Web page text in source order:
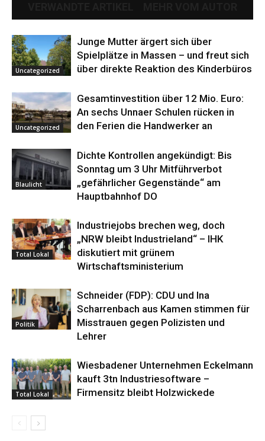
Uncategorized
Junge Mutter ärgert sich über
Spielplätze in Massen – und freut sich
über direkte Reaktion des Kinderbüros
Uncategorized
Gesamtinvestition über 12 Mio. Euro:
An sechs Unnaer Schulen rücken in
den Ferien die Handwerker an
Blaulicht
Dichte Kontrollen angekündigt: Bis
Sonntag um 3 Uhr Mitführverbot
„gefährlicher Gegenstände“ am
Hauptbahnhof DO
Total Lokal
Industriejobs brechen weg, doch
„NRW bleibt Industrieland“ – IHK
diskutiert mit grünem
Wirtschaftsministerium
Politik
Schneider (FDP): CDU und Ina
Scharrenbach aus Kamen stimmen für
Misstrauen gegen Polizisten und
Lehrer
Total Lokal
Wiesbadener Unternehmen Eckelmann
kauft 3tn Industriesoftware –
Firmensitz bleibt Holzwickede